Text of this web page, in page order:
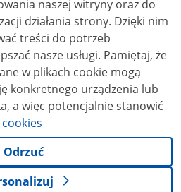
naszej witryny oraz do
strony. Dzięki nim
treści do potrzeb
usługi. Pamiętaj, że
w plikach cookie mogą
konkretnego urządzenia lub
a więc potencjalnie stanowić
Odrzuć